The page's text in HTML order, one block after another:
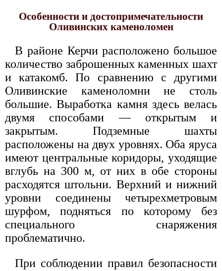
Особенности и достопримечательности
Оливинских каменоломен
В районе Керчи расположено большое
количество заброшенных каменных шахт
и катакомб. По сравнению с другими
Оливинские каменоломни не столь
большие. Выработка камня здесь велась
двумя способами — открытым и
закрытым. Подземные шахты
расположены на двух уровнях. Оба яруса
имеют центральные коридоры, уходящие
вглубь на 300 м, от них в обе стороны
расходятся штольни. Верхний и нижний
уровни соединены четырехметровым
шурфом, подняться по которому без
специального снаряжения
проблематично.
При соблюдении правил безопасности